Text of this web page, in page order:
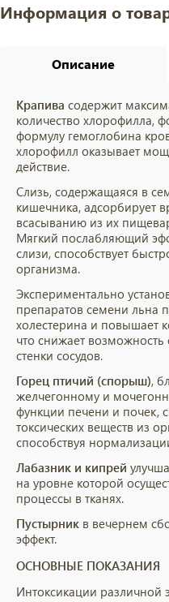
Информация о
Описание
Крапива содержит
количество хлорофилла,
формулу гемоглобина
хлорофилл оказывает
действие.
Слизь, содержащаяся в
кишечника, адсорбирует
всасыванию из их
Мягкий послабляющий
слизи, способствует
организма.
Экспериментально
препаратов семени льна
холестерина и повышает
что снижает
стенки сосудов.
Горец птичий (спорыш),
желчегонному и
функции печени и почек,
токсических веществ из
способствуя
Лабазник и кипрей
на уровне которой
процессы в тканях.
Пустырник в вечернем
эффект.
ОСНОВНЫЕ ПОКАЗАНИЯ
Интоксикации различной